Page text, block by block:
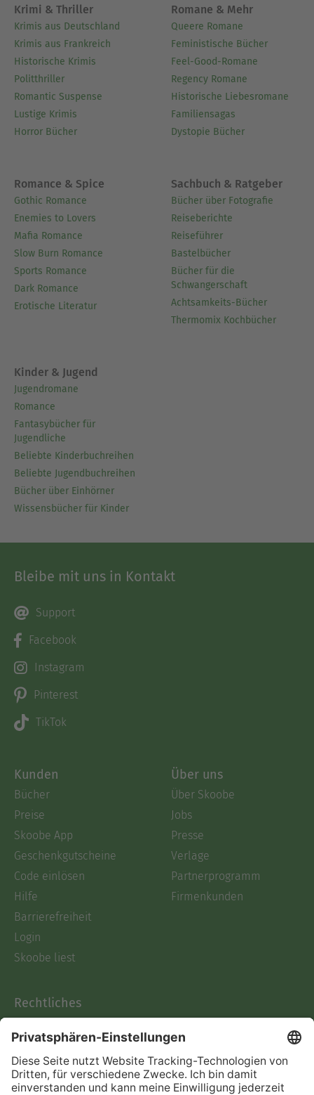
Krimi & Thriller
Krimis aus Deutschland
Krimis aus Frankreich
Historische Krimis
Politthriller
Romantic Suspense
Lustige Krimis
Horror Bücher
Romane & Mehr
Queere Romane
Feministische Bücher
Feel-Good-Romane
Regency Romane
Historische Liebesromane
Familiensagas
Dystopie Bücher
Romance & Spice
Gothic Romance
Enemies to Lovers
Mafia Romance
Slow Burn Romance
Sports Romance
Dark Romance
Erotische Literatur
Sachbuch & Ratgeber
Bücher über Fotografie
Reiseberichte
Reiseführer
Bastelbücher
Bücher für die
Schwangerschaft
Achtsamkeits-Bücher
Thermomix Kochbücher
Kinder & Jugend
Jugendromane
Romance
Fantasybücher für
Jugendliche
Beliebte Kinderbuchreihen
Beliebte Jugendbuchreihen
Bücher über Einhörner
Wissensbücher für Kinder
Bleibe mit uns in Kontakt
Support
Facebook
Instagram
Pinterest
TikTok
Kunden
Bücher
Preise
Skoobe App
Geschenkgutscheine
Code einlösen
Hilfe
Barrierefreiheit
Login
Skoobe liest
Über uns
Über Skoobe
Jobs
Presse
Verlage
Partnerprogramm
Firmenkunden
Rechtliches
AGB
Informationen nach Data
Act